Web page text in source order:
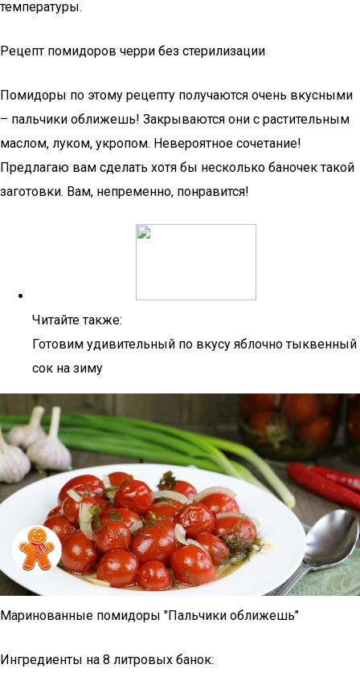
температуры.
Рецепт помидоров черри без стерилизации
Помидоры по этому рецепту получаются очень вкусными
– пальчики оближешь! Закрываются они с растительным
маслом, луком, укропом. Невероятное сочетание!
Предлагаю вам сделать хотя бы несколько баночек такой
заготовки. Вам, непременно, понравится!
Читайте также:
Готовим удивительный по вкусу яблочно тыквенный
сок на зиму
Маринованные помидоры "Пальчики оближешь"
Ингредиенты на 8 литровых банок: